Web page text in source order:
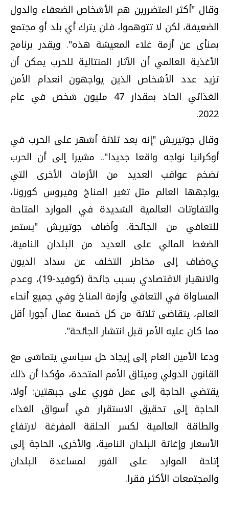
وقال "أكثر المتضررين هم الأشخاص الضعفاء والدول
الضعيفة، لكن لا تتوهموا، فلن يترك أي بلد أو مجتمع
بمنأى عن أزمة غلاء المعيشة هذه". ويقدر برنامج
الأغذية العالمي أن الآثار المتتالية للحرب يمكن أن
تزيد عدد الأشخاص الذين يواجهون انعدام الأمن
الغذائي الحاد بمقدار 47 مليون شخص في عام
2022.
وقال جوتيريش "إنه بعد ثلاثة أشهر على الحرب في
أوكرانيا نواجه واقعا جديدا".. مشيرا إلى أن الحرب
تضخم عواقب العديد من الأزمات الأخرى التي
يواجهها العالم مثل تغير المناخ وفيروس كورونا،
والتفاوتات العالمية الشديدة في الموارد المتاحة
للتعافي من الجائحة. وأضاف جوتيريش "يستمر
الضغط المالي على العديد من البلدان النامية،
يoضاف إلى مخاطر التخلف عن سداد الديون
والانهيار الاقتصادي بسبب جائحة (كوفيد-19)، وعدم
المساواة في التعافي وأزمة المناخ وفي جميع أنحاء
العالم، يتقاضى ثلاثة من كل خمسة عمال أجورا أقل
مما كان عليه الأمر قبل انتشار الجائحة".
ودعا الأمين العام إلى إيجاد حل سياسي يتماشى مع
القانون الدولي وميثاق الأمم المتحدة، مؤكدا أن ذلك
يقتضي الحاجة إلى عمل فوري على جبهتين: أولا،
الحاجة إلى تحقيق الاستقرار في أسواق الغذاء
والطاقة العالمية لكسر الحلقة المفرغة لارتفاع
الأسعار وإغاثة البلدان النامية، والأخرى، الحاجة إلى
إتاحة الموارد على الفور لمساعدة البلدان
والمجتمعات الأكثر فقرا.